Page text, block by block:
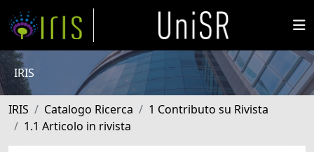
IRIS
IRIS Catalogo Ricerca
1 Contributo su Rivista
1.1 Articolo in rivista